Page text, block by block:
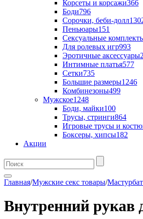
Корсеты и корсажи366
Боди796
Сорочки, беби-долл
Пеньюары151
Сексуальные
Для ролевых игр993
Эротичные аксессуары
Интимные платья577
Сетки735
Большие размеры1246
Комбинезоны499
Мужское1248
Боди, майки100
Трусы, стринги864
Игровые трусы и
Боксеры, хипсы182
Акции
Главная/Мужские секс товары/
Внутренний рукав